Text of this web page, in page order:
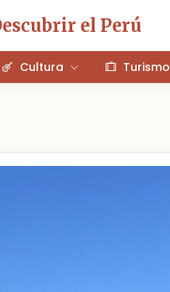
el Perú
Cultura Turismo